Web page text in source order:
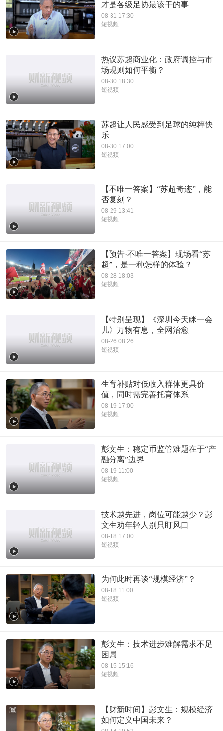
才是各级足协最该干的事
08-31 17:30
短视频
热议苏超商业化：政府调控与市
场规则如何平衡？
08-30 18:30
短视频
苏超让人民感受到足球的纯粹快
乐
08-30 17:00
短视频
【不唯一答案】“苏超奇迹”，能
否复刻？
08-29 13:41
短视频
【预告·不唯一答案】现场看“苏
超”，是一种怎样的体验？
08-28 18:03
短视频
【特别呈现】《深圳今天眯一会
儿》万物有息，全网治愈
08-26 08:26
短视频
生育补贴对低收入群体更具价
值，同时需完善托育体系
08-19 17:00
短视频
彭文生：稳定币监管难题在于“产
融分离”边界
08-19 11:00
短视频
技术越先进，岗位可能越少？彭
文生劝年轻人别只盯风口
08-18 17:00
短视频
为何此时再谈“规模经济”？
08-18 11:00
短视频
彭文生：技术进步难解需求不足
困局
08-15 15:16
短视频
【财新时间】彭文生：规模经济
如何定义中国未来？